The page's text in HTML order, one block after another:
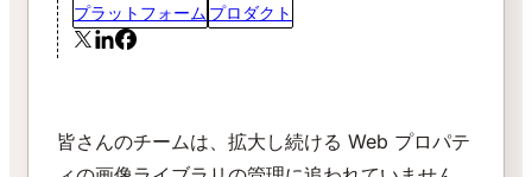
プラットフォーム プロダクト
皆さんのチームは、拡大し続ける Web プロパテ